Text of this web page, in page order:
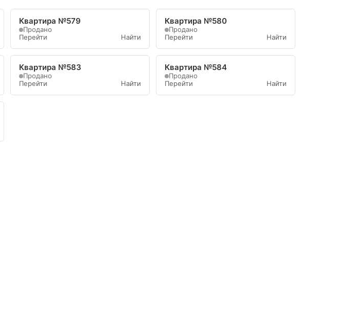
Квартира №579
Продано
Перейти
Найти
Квартира №580
Продано
Перейти
Найти
Квартира №583
Продано
Перейти
Найти
Квартира №584
Продано
Перейти
Найти